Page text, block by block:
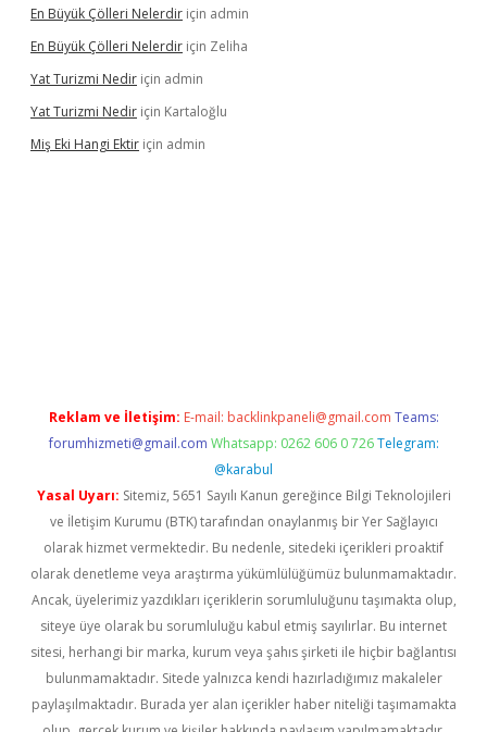
En Büyük Çölleri Nelerdir için admin
En Büyük Çölleri Nelerdir için Zeliha
Yat Turizmi Nedir için admin
Yat Turizmi Nedir için Kartaloğlu
Miş Eki Hangi Ektir için admin
Reklam ve İletişim: E-mail: backlinkpaneli@gmail.com Teams:
forumhizmeti@gmail.com Whatsapp: 0262 606 0 726 Telegram:
@karabul
Yasal Uyarı: Sitemiz, 5651 Sayılı Kanun gereğince Bilgi Teknolojileri
ve İletişim Kurumu (BTK) tarafından onaylanmış bir Yer Sağlayıcı
olarak hizmet vermektedir. Bu nedenle, sitedeki içerikleri proaktif
olarak denetleme veya araştırma yükümlülüğümüz bulunmamaktadır.
Ancak, üyelerimiz yazdıkları içeriklerin sorumluluğunu taşımakta olup,
siteye üye olarak bu sorumluluğu kabul etmiş sayılırlar. Bu internet
sitesi, herhangi bir marka, kurum veya şahıs şirketi ile hiçbir bağlantısı
bulunmamaktadır. Sitede yalnızca kendi hazırladığımız makaleler
paylaşılmaktadır. Burada yer alan içerikler haber niteliği taşımamakta